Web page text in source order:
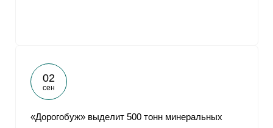
02
сен
«Дорогобуж» выделит 500 тонн минеральных